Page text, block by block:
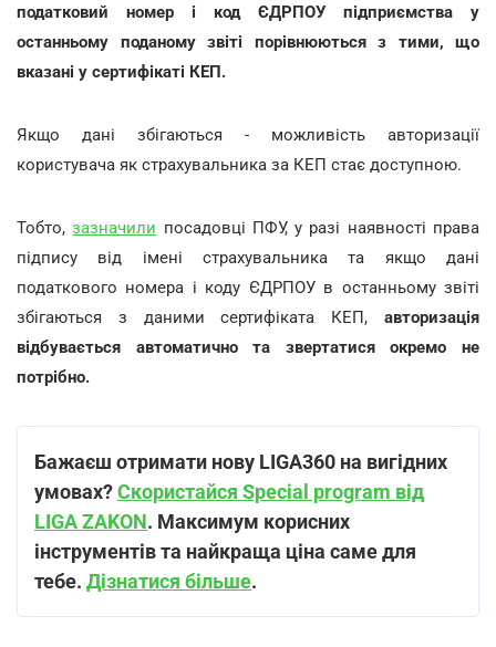
податковий номер і код ЄДРПОУ підприємства у
останньому поданому звіті порівнюються з тими, що
вказані у сертифікаті КЕП.
Якщо дані збігаються - можливість авторизації
користувача як страхувальника за КЕП стає доступною.
Тобто,зазначили посадовці ПФУ, у разі наявності права
підпису від імені страхувальника та якщо дані
податкового номера і коду ЄДРПОУ в останньому звіті
збігаються з даними сертифіката КЕП, авторизація
відбувається автоматично та звертатися окремо не
потрібно.
Бажаєш отримати нову LIGA360 на вигідних
умовах?Скористайся Special program від
LIGA ZAKON. Максимум корисних
інструментів та найкраща ціна саме для
тебе. Дізнатися більше.